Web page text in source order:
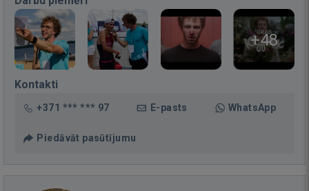
+48
Kontakti
+371 *** *** 97 E-pasts WhatsApp
Piedāvāt pasūtījumu